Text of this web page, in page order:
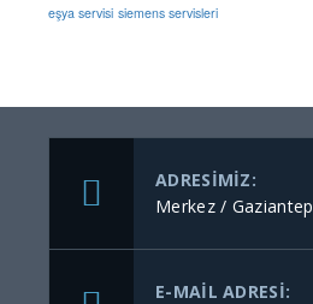
eşya servisi siemens servisleri
ADRESIMIZ:
Merkez / Gaziantep
E-MAIL ADRESI: